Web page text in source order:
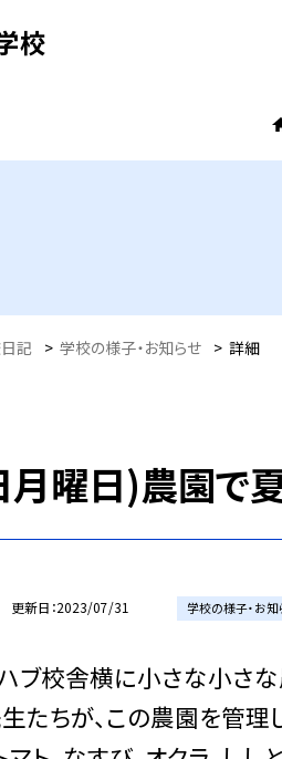
校
記 > 学校の様子・お知らせ > 詳細
曜日)農園で
更新日 2023/07/31 学校の様子・お知
ブ校舎横に小さな小さな
たちが、この農園を管理